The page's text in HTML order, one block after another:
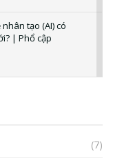
tạo (AI) có
| Phổ cập
(7)